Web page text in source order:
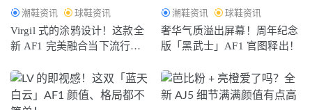
潮鞋资讯 球鞋资讯
Virgil 式的涂鸦设计！这款全
新 AF1 完美融合当下流行元
潮鞋资讯 球鞋资讯
奢华气质溢出屏幕！周年纪念
版「黑武士」AF1 官图释出！